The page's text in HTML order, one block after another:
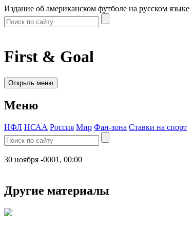
Издание об американском футболе на русском языке
First & Goal
Открыть меню
Меню
НФЛ НСАА Россия Мир Фан-зона Ставки на спорт
30 ноября -0001, 00:00
Другие материалы